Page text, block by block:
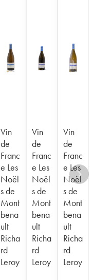
Vin
de
Franc
e Les
Noël
s de
Mont
bena
ult
Richa
rd
Leroy
Vin
de
Franc
e Les
Noël
s de
Mont
bena
ult
Richa
rd
Leroy
Vin
de
Franc
e Les
Noël
s de
Mont
bena
ult
Richa
rd
Leroy